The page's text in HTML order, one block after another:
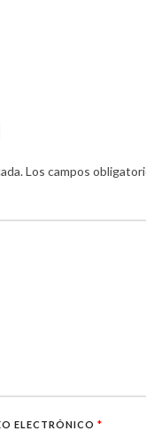
Los campos
ELECTRÓNICO *